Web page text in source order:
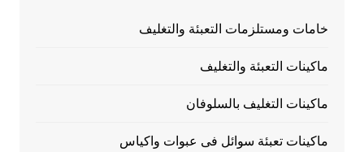
خامات ومستلزمات التعبئة والتغليف
ماكينات التعبئة والتغليف
ماكينات التغليف بالسلوفان
ماكينات تعبئة سوائل فى عبوات واكياس